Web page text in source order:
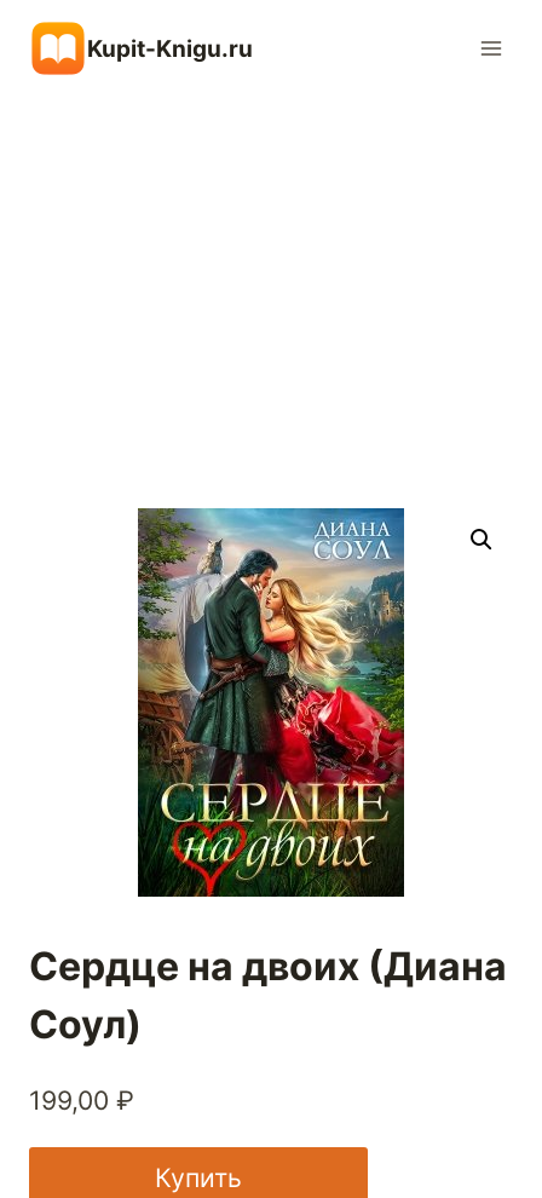
содержимому
Kupit-Knigu.ru
Сердце на двоих (Диана
Соул)
199,00 ₽
Купить